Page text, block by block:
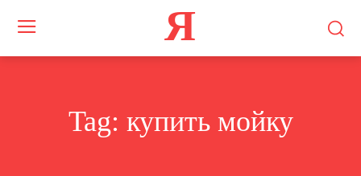
Я
Tag: купить мойку